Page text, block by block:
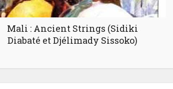
Mali : Ancient Strings (Sidiki
Diabaté et Djélimady Sissoko)